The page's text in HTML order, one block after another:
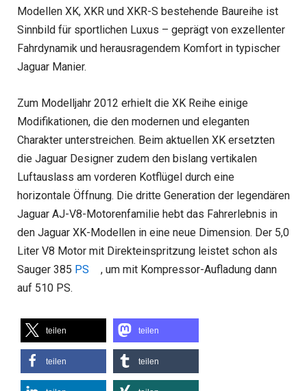
Modellen XK, XKR und XKR-S bestehende Baureihe ist
Sinnbild für sportlichen Luxus – geprägt von exzellenter
Fahrdynamik und herausragendem Komfort in typischer
Jaguar Manier.
Zum Modelljahr 2012 erhielt die XK Reihe einige
Modifikationen, die den modernen und eleganten
Charakter unterstreichen. Beim aktuellen XK ersetzten
die Jaguar Designer zudem den bislang vertikalen
Luftauslass am vorderen Kotflügel durch eine
horizontale Öffnung. Die dritte Generation der legendären
Jaguar AJ-V8-Motorenfamilie hebt das Fahrerlebnis in
den Jaguar XK-Modellen in eine neue Dimension. Der 5,0
Liter V8 Motor mit Direkteinspritzung leistet schon als
Sauger 385 PS
, um mit Kompressor-Aufladung dann
auf 510 PS.
teilen teilen
teilen teilen